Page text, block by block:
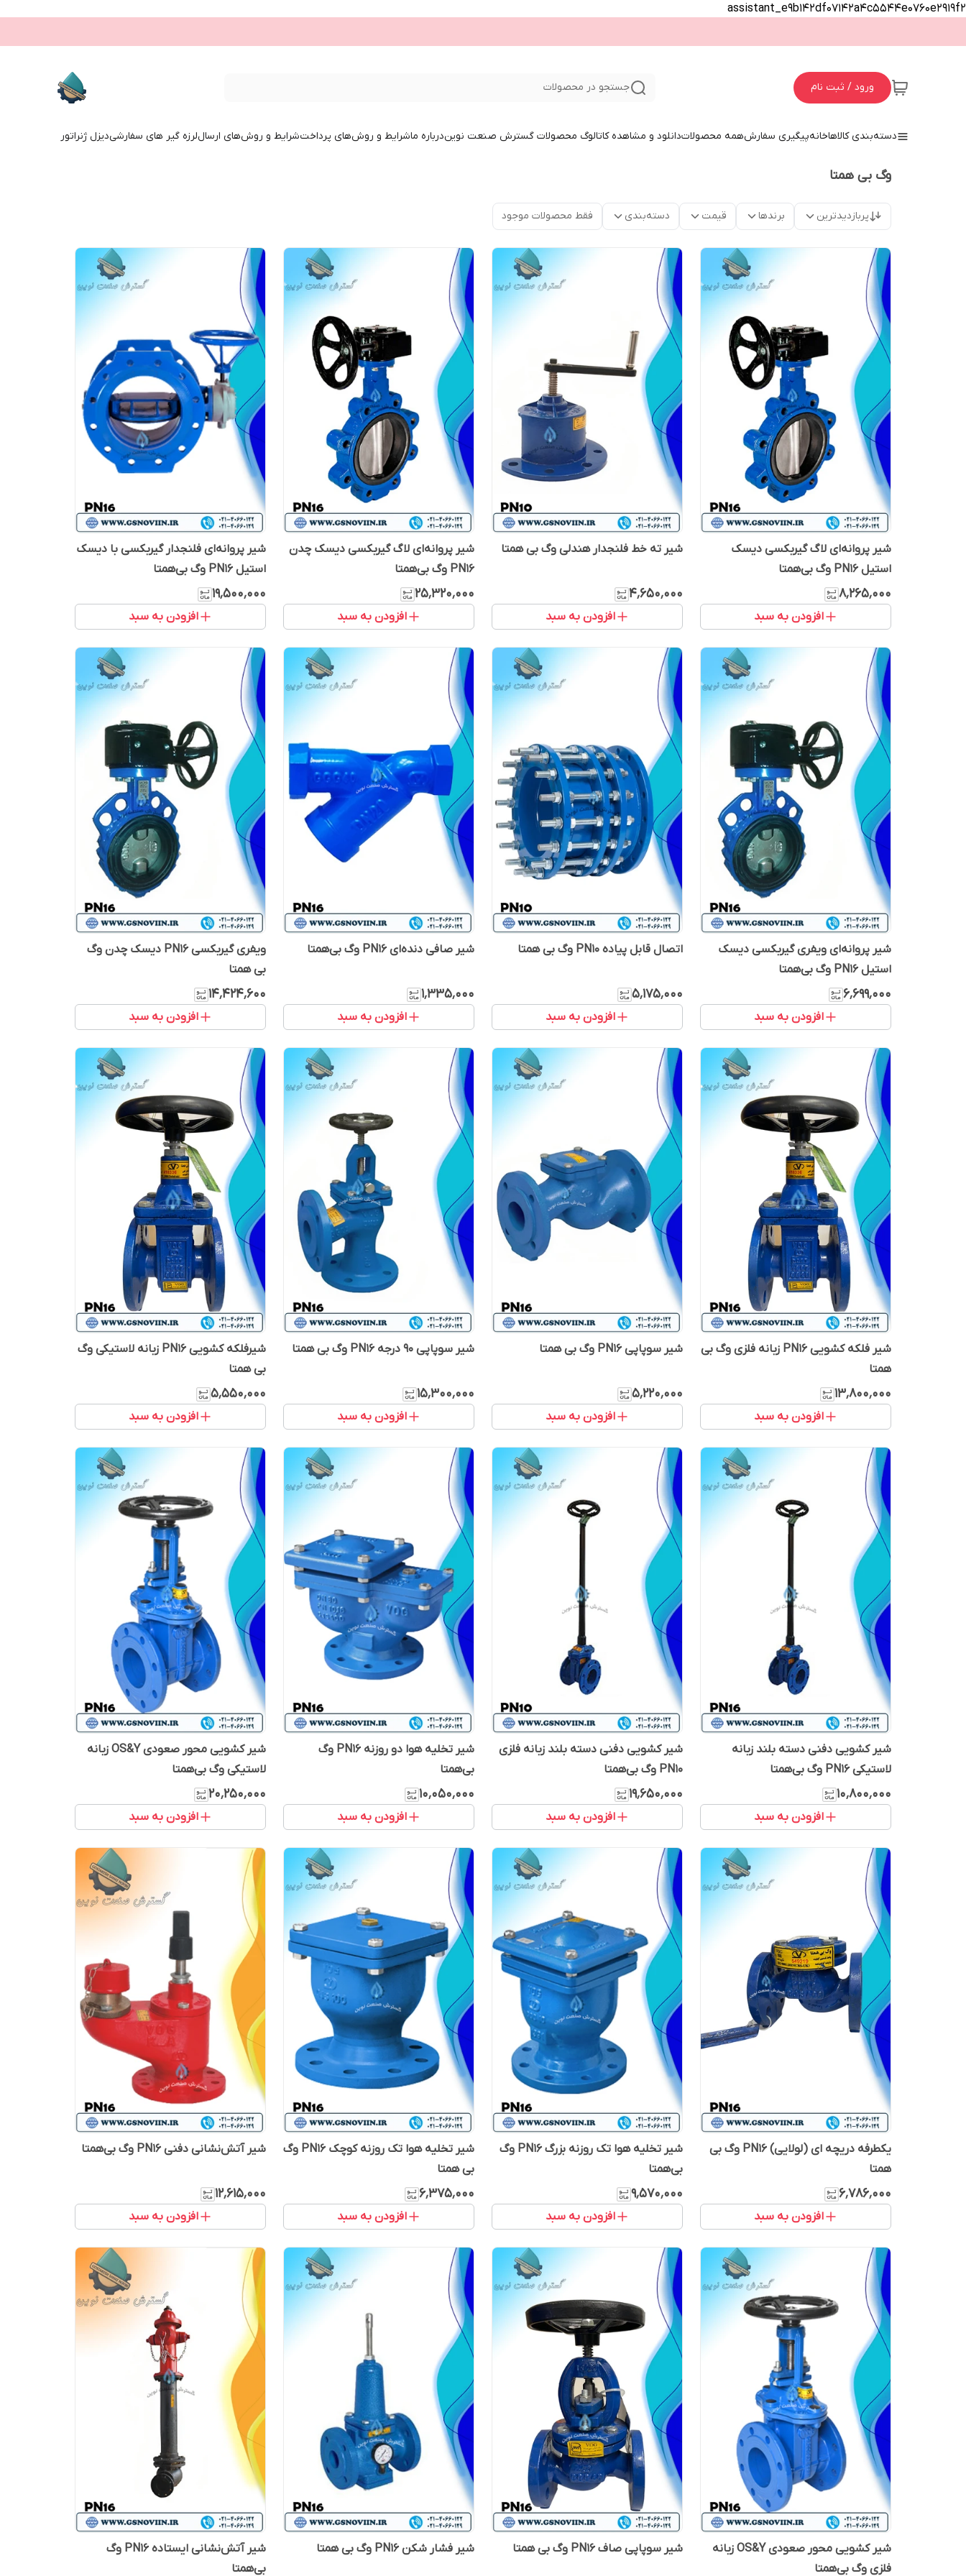
assistant_e9b142df07142a4c5544e0760e2919f2
ورود / ثبت نام جستجو در محصولات
دسته‌بندی کالاهاخانهپیگیری سفارشهمه محصولاتدانلود و مشاهده کاتالوگ محصولات گسترش صنعت نویندرباره ماشرایط و روش‌های پرداختشرایط و روش‌های ارساللرزه گیر های سفارشیدیزل ژنراتور
وگ بی همتا
پربازدیدترین برندها قیمت دسته‌بندی فقط محصولات موجود
شیر پروانه‌ای لاگ گیربکسی دیسک
استیل PN16 وگ بی‌همتا
۸٬۲۶۵٬۰۰۰
افزودن به سبد
شیر ته خط فلنجدار هندلی وگ بی همتا
۴٬۶۵۰٬۰۰۰
افزودن به سبد
شیر پروانه‌ای لاگ گیربکسی دیسک چدن
PN16 وگ بی‌همتا
۲۵٬۳۲۰٬۰۰۰
افزودن به سبد
شیر پروانه‌ای فلنجدار گیربکسی با دیسک
استیل PN16 وگ بی‌همتا
۱۹٬۵۰۰٬۰۰۰
افزودن به سبد
شیر پروانه‌ای ویفری گیربکسی دیسک
استیل PN16 وگ بی‌همتا
۶٬۶۹۹٬۰۰۰
افزودن به سبد
اتصال قابل پیاده PN10 وگ بی همتا
۵٬۱۷۵٬۰۰۰
افزودن به سبد
شیر صافی دنده‌ای PN16 وگ بی‌همتا
۱٬۳۳۵٬۰۰۰
افزودن به سبد
ویفری گیربکسی PN16 دیسک چدن وگ
بی همتا
۱۴٬۴۲۴٬۶۰۰
افزودن به سبد
شیر فلکه کشویی PN16 زبانه فلزی وگ بی
همتا
۱۳٬۸۰۰٬۰۰۰
افزودن به سبد
شیر سوپاپی PN16 وگ بی همتا
۵٬۲۲۰٬۰۰۰
افزودن به سبد
شیر سوپاپی 90 درجه PN16 وگ بی همتا
۱۵٬۳۰۰٬۰۰۰
افزودن به سبد
شیرفلکه کشویی PN16 زبانه لاستیکی وگ
بی همتا
۵٬۵۵۰٬۰۰۰
افزودن به سبد
شیر کشویی دفنی دسته بلند زبانه
لاستیکی PN16 وگ بی‌همتا
۱۰٬۸۰۰٬۰۰۰
افزودن به سبد
شیر کشویی دفنی دسته بلند زبانه فلزی
PN10 وگ بی‌همتا
۱۹٬۶۵۰٬۰۰۰
افزودن به سبد
شیر تخلیه هوا دو روزنه PN16 وگ
بی‌همتا
۱۰٬۰۵۰٬۰۰۰
افزودن به سبد
شیر کشویی محور صعودی OS&Y زبانه
لاستیکی وگ بی‌همتا
۲۰٬۲۵۰٬۰۰۰
افزودن به سبد
یکطرفه دریچه ای (لولایی) PN16 وگ بی
همتا
۶٬۷۸۶٬۰۰۰
افزودن به سبد
شیر تخلیه هوا تک روزنه بزرگ PN16 وگ
بی‌همتا
۹٬۵۷۰٬۰۰۰
افزودن به سبد
شیر تخلیه هوا تک روزنه کوچک PN16 وگ
بی همتا
۶٬۳۷۵٬۰۰۰
افزودن به سبد
شیر آتش‌نشانی دفنی PN16 وگ بی‌همتا
۱۲٬۶۱۵٬۰۰۰
افزودن به سبد
شیر کشویی محور صعودی OS&Y زبانه
فلزی وگ بی‌همتا
شیر سوپاپی صاف PN16 وگ بی همتا شیر فشار شکن PN16 وگ بی همتا
شیر آتش‌نشانی ایستاده PN16 وگ
بی‌همتا